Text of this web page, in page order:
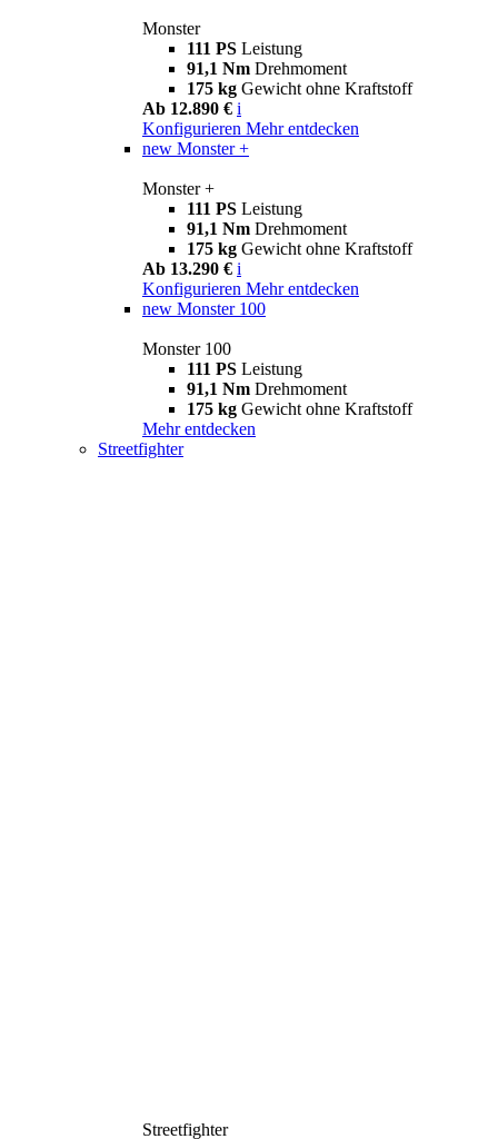
Monster
111 PS Leistung
91,1 Nm Drehmoment
175 kg Gewicht ohne Kraftstoff
Ab 12.890 € i
Konfigurieren Mehr entdecken
new Monster +
Monster +
111 PS Leistung
91,1 Nm Drehmoment
175 kg Gewicht ohne Kraftstoff
Ab 13.290 € i
Konfigurieren Mehr entdecken
new Monster 100
Monster 100
111 PS Leistung
91,1 Nm Drehmoment
175 kg Gewicht ohne Kraftstoff
Mehr entdecken
Streetfighter
Streetfighter